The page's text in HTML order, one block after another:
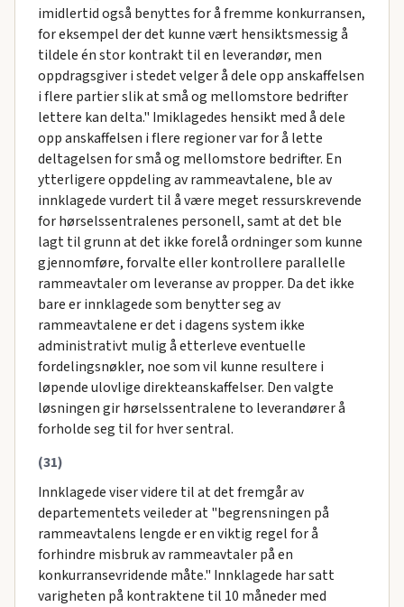
imidlertid også benyttes for å fremme konkurransen,
for eksempel der det kunne vært hensiktsmessig å
tildele én stor kontrakt til en leverandør, men
oppdragsgiver i stedet velger å dele opp anskaffelsen
i flere partier slik at små og mellomstore bedrifter
lettere kan delta." Imiklagedes hensikt med å dele
opp anskaffelsen i flere regioner var for å lette
deltagelsen for små og mellomstore bedrifter. En
ytterligere oppdeling av rammeavtalene, ble av
innklagede vurdert til å være meget ressurskrevende
for hørselssentralenes personell, samt at det ble
lagt til grunn at det ikke forelå ordninger som kunne
gjennomføre, forvalte eller kontrollere parallelle
rammeavtaler om leveranse av propper. Da det ikke
bare er innklagede som benytter seg av
rammeavtalene er det i dagens system ikke
administrativt mulig å etterleve eventuelle
fordelingsnøkler, noe som vil kunne resultere i
løpende ulovlige direkteanskaffelser. Den valgte
løsningen gir hørselssentralene to leverandører å
forholde seg til for hver sentral.
(31)
Innklagede viser videre til at det fremgår av
departementets veileder at "begrensningen på
rammeavtalens lengde er en viktig regel for å
forhindre misbruk av rammeavtaler på en
konkurransevridende måte." Innklagede har satt
varigheten på kontraktene til 10 måneder med